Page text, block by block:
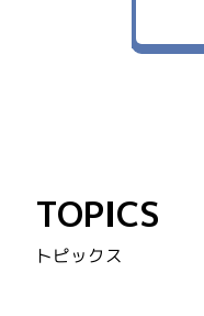
TOPICS
トピックス